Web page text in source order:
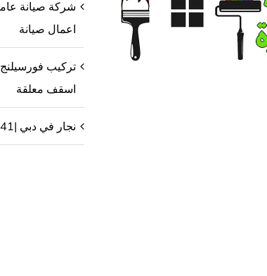
اعمال صيانة
اسقف معلقة
نجار في دبي |0503418441| نجار رخيص في دبي